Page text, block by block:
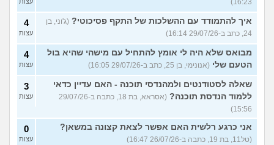
איך להתמודד עם ההשלכות של התקף פסיכוטי? (ג'וני, בן
24, כתב ב-29/07/26 16:14)
4
עצות
מבואס שלא היה לי אומץ להתחיל עם מישהי שהיא בול
הטעם שלי (אנונימי, בן 25, כתב ב-29/07/26 16:05)
4
עצות
שאלה לסטודנטים ולמהנדסי תוכנה - האם עדיין כדאי
ללמוד הנדסת תוכנה?
(אסראא, בת 18, כתבה ב-29/07/26
15:56)
3
עצות
אני כרגע רלשית האם אפשר לצאת קצונה במשאן?
(טל11, בת 19, כתבה ב-26/07/26 16:47)
0
עצות